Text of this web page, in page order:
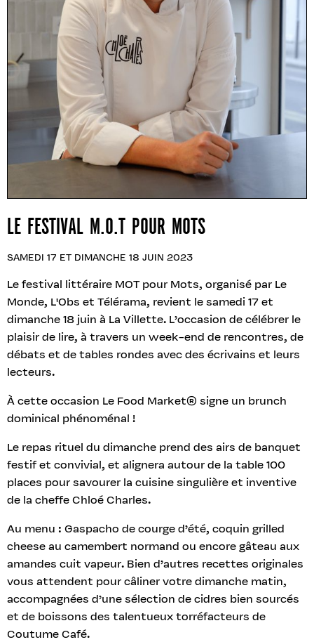
LE FESTIVAL M.O.T POUR MOTS
SAMEDI 17 ET DIMANCHE 18 JUIN 2023
Le festival littéraire MOT pour Mots, organisé par Le
Monde, L'Obs et Télérama, revient le samedi 17 et
dimanche 18 juin à La Villette. L’occasion de célébrer le
plaisir de lire, à travers un week-end de rencontres, de
débats et de tables rondes avec des écrivains et leurs
lecteurs.
À cette occasion Le Food Market® signe un brunch
dominical phénoménal !
Le repas rituel du dimanche prend des airs de banquet
festif et convivial, et alignera autour de la table 100
places pour savourer la cuisine singulière et inventive
de la cheffe Chloé Charles.
Au menu : Gaspacho de courge d’été, coquin grilled
cheese au camembert normand ou encore gâteau aux
amandes cuit vapeur. Bien d’autres recettes originales
vous attendent pour câliner votre dimanche matin,
accompagnées d’une sélection de cidres bien sourcés
et de boissons des talentueux torréfacteurs de
Coutume Café.